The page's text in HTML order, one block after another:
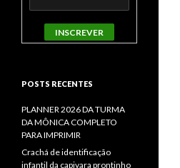
POSTS RECENTES
PLANNER 2026 DA TURMA
DA MÔNICA COMPLETO
PARA IMPRIMIR
Crachá de identificação
infantil da capivara prontinho